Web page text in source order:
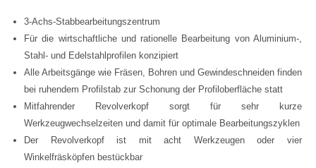
3-Achs-Stabbearbeitungszentrum
Für die wirtschaftliche und rationelle Bearbeitung von Aluminium-,
Stahl- und Edelstahlprofilen konzipiert
Alle Arbeitsgänge wie Fräsen, Bohren und Gewindeschneiden finden
bei ruhendem Profilstab zur Schonung der Profiloberfläche statt
Mitfahrender Revolverkopf sorgt für sehr kurze
Werkzeugwechselzeiten und damit für optimale Bearbeitungszyklen
Der Revolverkopf ist mit acht Werkzeugen oder vier
Winkelfräsköpfen bestückbar